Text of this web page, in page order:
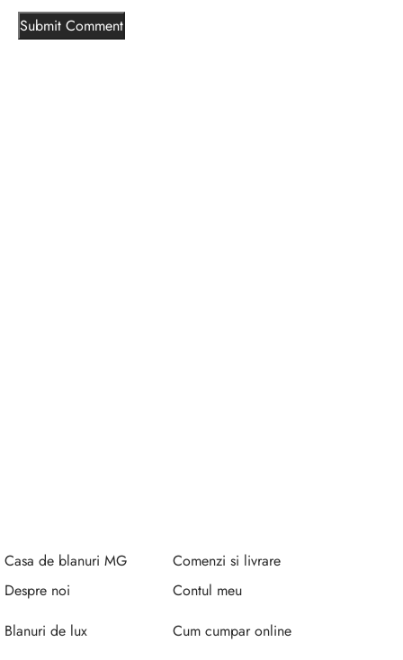
Casa de blanuri MG
Despre noi
Blanuri de lux
Comenzi si livrare
Contul meu
Cum cumpar online